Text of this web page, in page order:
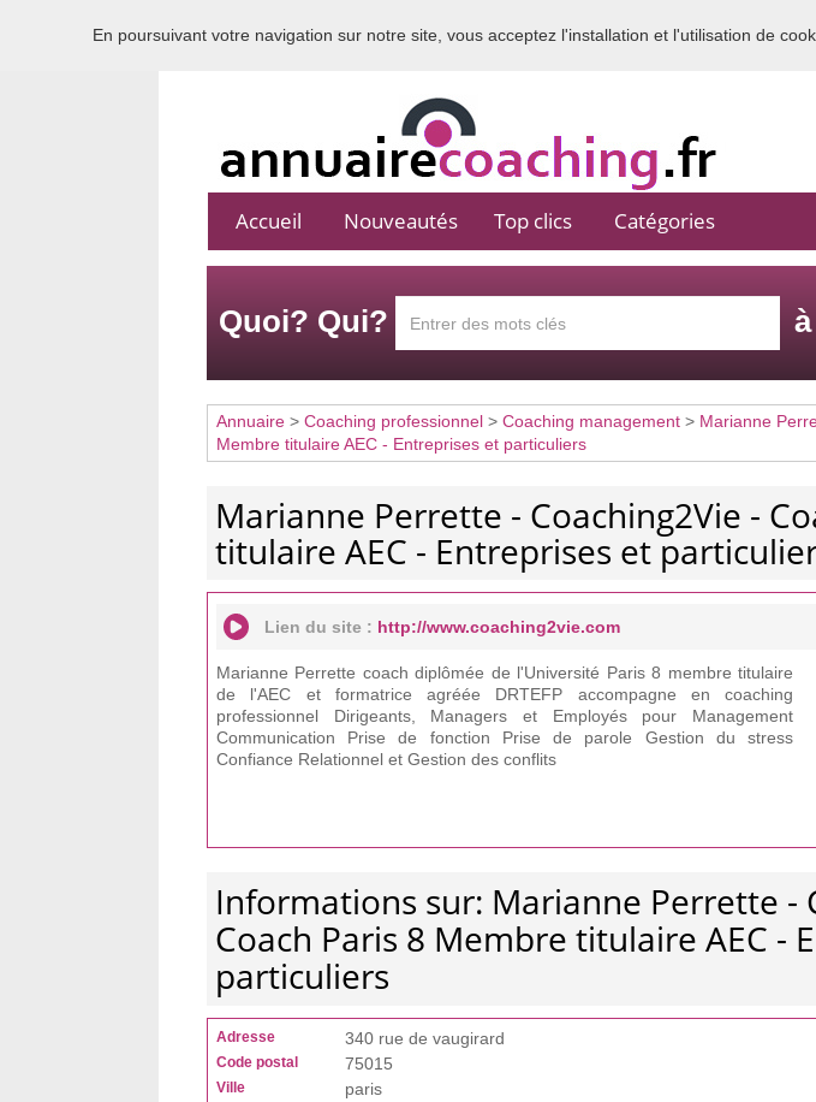
Bienvenue sur
Accueil Nouveautés Top clics Catégories
Quoi? Qui? à
Annuaire > Coaching professionnel > Coaching management > Marianne
Membre titulaire AEC - Entreprises et particuliers
Marianne Perrette - Coaching2Vie -
titulaire AEC - Entreprises et
Lien du site : http://www.coaching2vie.com
Marianne Perrette coach diplômée de l'Université Paris 8 membre titulaire
de l'AEC et formatrice agréée DRTEFP accompagne en coaching
professionnel Dirigeants, Managers et Employés pour Management
Communication Prise de fonction Prise de parole Gestion du stress
Confiance Relationnel et Gestion des conflits
Informations sur: Marianne Perrette -
Coach Paris 8 Membre titulaire AEC -
particuliers
Adresse 340 rue de vaugirard
Code postal 75015
Ville paris
En poursuivant votre navigation sur notre site, vous acceptez l'installation et l'utilisation de